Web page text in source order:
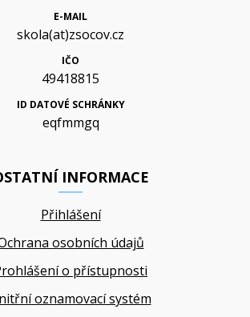
E-MAIL
skola(at)zsocov.cz
IČO
49418815
ID DATOVÉ SCHRÁNKY
eqfmmgq
INFORMACE
Přihlášení
osobních údajů
o přístupnosti
oznamovací systém